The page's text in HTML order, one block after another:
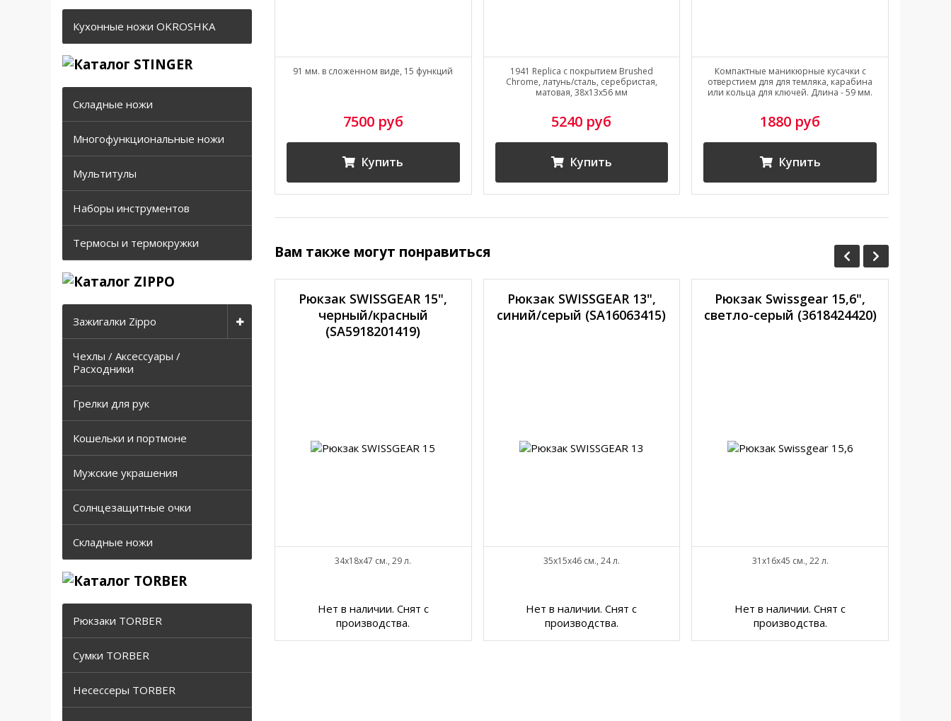
Кухонные ножи OKROSHKA
Складные ножи
Многофункциональные ножи
Мультитулы
Наборы инструментов
Термосы и термокружки
Зажигалки Zippo
Чехлы / Аксессуары /
Расходники
Грелки для рук
Кошельки и портмоне
Мужские украшения
Солнцезащитные очки
Складные ножи
Рюкзаки TORBER
Сумки TORBER
Несессеры TORBER
91 мм. в сложенном виде, 15 функций
7500 руб
Купить
1941 Replica с покрытием Brushed
Chrome, латунь/сталь, серебристая,
матовая, 38x13x56 мм
5240 руб
Купить
Компактные маникюрные кусачки с
отверстием для для темляка, карабина
или кольца для ключей. Длина - 59 мм.
1880 руб
Купить
Вам также могут понравиться
Рюкзак SWISSGEAR 15",
черный/красный
(SA5918201419)
34х18x47 см., 29 л.
Нет в наличии. Снят с
производства.
Рюкзак SWISSGEAR 13",
синий/серый (SA16063415)
35х15х46 см., 24 л.
Нет в наличии. Снят с
производства.
Рюкзак Swissgear 15,6",
светло-серый (3618424420)
31x16x45 см., 22 л.
Нет в наличии. Снят с
производства.